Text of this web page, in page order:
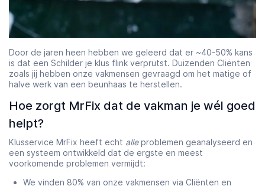
Door de jaren heen hebben we geleerd dat er ~40-50% kans
is dat een Schilder je klus flink verprutst. Duizenden Cliënten
zoals jij hebben onze vakmensen gevraagd om het matige of
halve werk van een beunhaas te herstellen.
Hoe zorgt MrFix dat de vakman je wél goed
helpt?
Klusservice MrFix heeft echt alleproblemen geanalyseerd en
een systeem ontwikkeld dat de ergste en meest
voorkomende problemen vermijdt:
We vinden 80% van onze vakmensen via Cliënten en